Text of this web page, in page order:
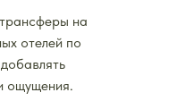
на
отелей по
ощущения.